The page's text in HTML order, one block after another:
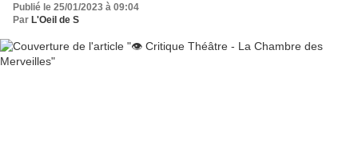
Publié le 25/01/2023 à 09:04
Par L'Oeil de S